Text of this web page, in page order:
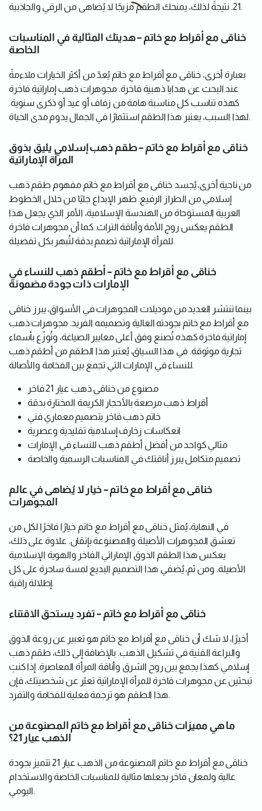
21. نتيجةً لذلك، يمنحك الطقم مزيجًا لا يُضاهى من الرقي والجاذبية.
خناقى مع أقراط مع خاتم – هديتك المثالية في المناسبات
الخاصة
بعبارة أخرى، خناقى مع أقراط مع خاتم يُعدّ من أكثر الخيارات ملاءمةً
عند البحث عن هدايا ذهبية فاخرة. مجوهرات ذهب إماراتية فاخرة
كهذه تناسب كل مناسبة هامة من زفاف أو عيد أو ذكرى سنوية.
لهذا السبب، يعتبر هذا الطقم استثمارًا في الجمال يدوم مدى الحياة.
خناقى مع أقراط مع خاتم – طقم ذهب إسلامي يليق بذوق
المرأة الإماراتية
من ناحية أخرى، يُجسد خناقى مع أقراط مع خاتم مفهوم طقم ذهب
إسلامي من الطراز الرفيع. ظهر الإبداع جليًا من خلال الخطوط
العربية المستوحاة من الهندسة الإسلامية، الأمر الذي يجعل هذا
الطقم يعكس روح الأمة وأناقة التراث. كما أن مجوهرات فاخرة
للمرأة الإماراتية تصمم بدقة لتُبهر بكل تفصيلة.
خناقى مع أقراط مع خاتم – أطقم ذهب للنساء في
الإمارات ذات جودة مضمونة
بينما تنتشر العديد من موديلات المجوهرات في الأسواق، يبرز خناقى
مع أقراط مع خاتم بجودته العالية وتصميمه الفريد. مجوهرات ذهب
إماراتية فاخرة كهذه تُصنع وفق أعلى معايير الصياغة، وتُوزّع بأسماء
تجارية موثوقة. في هذا السياق، يُعتبر هذا الطقم من أطقم ذهب
للنساء في الإمارات التي تجمع بين الفخامة والأصالة.
مصنوع من خناقى ذهب عيار 21 فاخر
أقراط ذهب مرصعة بالأحجار الكريمة المختارة بدقة
خاتم ذهب فاخر بتصميم معماري فني
انعكاسات زخارف إسلامية تقليدية وعصرية
مثالي كواحد من أفضل أطقم ذهب للنساء في الإمارات
تصميم متكامل يبرز أناقتك في المناسبات الرسمية والخاصة
خناقى مع أقراط مع خاتم – خيار لا يُضاهى في عالم
المجوهرات
في النهاية، يُمثل خناقى مع أقراط مع خاتم خيارًا فاخرًا لكل من
تعشق المجوهرات الأصيلة والمصنوعة بإتقان. علاوة على ذلك،
يعكس هذا الطقم الذوق الإماراتي الفاخر والهوية الإسلامية
الأصيلة. ومن ثم، يُضفي هذا التصميم البديع لمسة ساحرة على كل
إطلالة راقية.
خناقى مع أقراط مع خاتم – تفرد يستحق الاقتناء
أخيرًا، لا شك أن خناقى مع أقراط مع خاتم هو تعبير عن روعة الذوق
والبراعة الفنية في تشكيل الذهب. بالإضافة إلى ذلك، طقم ذهب
إسلامي كهذا يجمع بين روح الشرق وأناقة المرأة المعاصرة. إذا كنتِ
تبحثين عن مجوهرات فاخرة للمرأة الإماراتية تعبّر عن شخصيتك، فإن
هذا الطقم هو ترجمة فعلية للفخامة والتفرد.
ما هي مميزات خناقى مع أقراط مع خاتم المصنوعة من
الذهب عيار 21؟
خناقى مع أقراط مع خاتم المصنوعة من الذهب عيار 21 تتميز بجودة
عالية ولمعان فاخر يجعلها مثالية للمناسبات الخاصة والاستخدام
اليومي.